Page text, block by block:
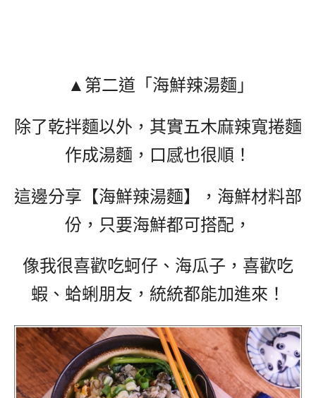
▲第二道「 海鮮辣湯麵 」
除了乾拌麵以外，其實五木麻辣寬捲麵
作成湯麵，口感也很順！
這邊分享 【海鮮辣湯麵】，海鮮材料部
份，只要海鮮都可搭配，
像我很喜歡吃蚵仔、海瓜子，喜歡吃
蝦、蛤蜊朋友，統統都能加進來！